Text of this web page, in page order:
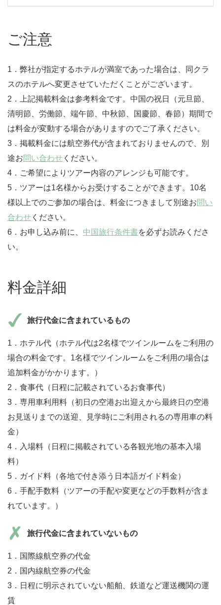
ご注意
1．弊社が指定するホテルが満室であった場合は、同クラ
スのホテルへ変更させていただくことがございます。
2．上記掲載料金は参考料金です。中国の祝日（元旦節、
清明節、労働節、端午節、中秋節、国慶節、春節）期間で
は料金が変動する場合がありますのでご了承ください。
3．掲載料金には航空券代が含まれておりませんので、別
途お問い合わせ ください。
4．ご希望によりツアー内容のアレンジも可能です。
5．ツアーは1名様からお受けすることができます。10名
様以上でのご参加の場合は、料金につきまして別途お問い
合わせ ください。
6．お申し込み前に、 中国旅行条件書を必ずお読みくださ
い。
料金詳細
旅行代金に含まれているもの
1．ホテル代（ホテル代は2名様でツインルームをご利用の
場合の料金です。1名様でツインルームをご利用の場合は
追加料金がかかります。）
2．食事代（日程に記載されているお食事代）
3．専用車利用料（初日の空港お出迎えから最終日の空港
お見送りまでの送迎、見学時にご利用されるの専用車の料
金）
4．入場料（日程に掲載されている各観光地の基本入場
料）
5．ガイド料（各地で付き添う日本語ガイド料金）
6．手配手数料（ツアーの手配や変更などの手数料が含ま
れています。）
旅行代金に含まれていないもの
1．国際線航空券の代金
2．国内線航空券の代金
3．日程に明示されていない船舶、鉄道など運送機関の運
賃